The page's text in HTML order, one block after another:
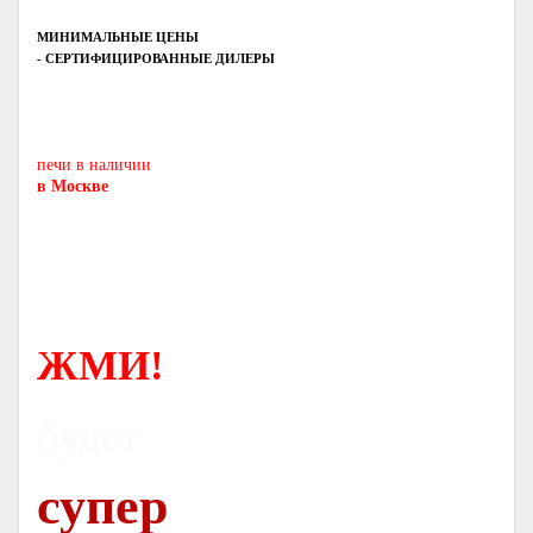
МИНИМАЛЬНЫЕ ЦЕНЫ
- СЕРТИФИЦИРОВАННЫЕ ДИЛЕРЫ
печи в наличии
в Москве
ЖМИ!
супер